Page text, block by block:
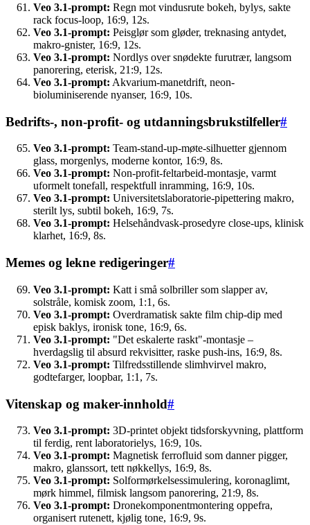
Veo 3.1-prompt: Regn mot vindusrute bokeh, bylys, sakte
rack focus-loop, 16:9, 12s.
Veo 3.1-prompt: Peisglør som gløder, treknasing antydet,
makro-gnister, 16:9, 12s.
Veo 3.1-prompt: Nordlys over snødekte furutrær, langsom
panorering, eterisk, 21:9, 12s.
Veo 3.1-prompt: Akvarium-manetdrift, neon-
bioluminiserende nyanser, 16:9, 10s.
Bedrifts-, non-profit- og utdanningsbrukstilfeller#
Veo 3.1-prompt: Team-stand-up-møte-silhuetter gjennom
glass, morgenlys, moderne kontor, 16:9, 8s.
Veo 3.1-prompt: Non-profit-feltarbeid-montasje, varmt
uformelt tonefall, respektfull inramming, 16:9, 10s.
Veo 3.1-prompt: Universitetslaboratorie-pipettering makro,
sterilt lys, subtil bokeh, 16:9, 7s.
Veo 3.1-prompt: Helsehåndvask-prosedyre close-ups, klinisk
klarhet, 16:9, 8s.
Memes og lekne redigeringer#
Veo 3.1-prompt: Katt i små solbriller som slapper av,
solstråle, komisk zoom, 1:1, 6s.
Veo 3.1-prompt: Overdramatisk sakte film chip-dip med
episk baklys, ironisk tone, 16:9, 6s.
Veo 3.1-prompt: "Det eskalerte raskt"-montasje –
hverdagslig til absurd rekvisitter, raske push-ins, 16:9, 8s.
Veo 3.1-prompt: Tilfredsstillende slimhvirvel makro,
godtefarger, loopbar, 1:1, 7s.
Vitenskap og maker-innhold#
Veo 3.1-prompt: 3D-printet objekt tidsforskyvning, plattform
til ferdig, rent laboratorielys, 16:9, 10s.
Veo 3.1-prompt: Magnetisk ferrofluid som danner pigger,
makro, glanssort, tett nøkkellys, 16:9, 8s.
Veo 3.1-prompt: Solformørkelsessimulering, koronaglimt,
mørk himmel, filmisk langsom panorering, 21:9, 8s.
Veo 3.1-prompt: Dronekomponentmontering oppefra,
organisert rutenett, kjølig tone, 16:9, 9s.